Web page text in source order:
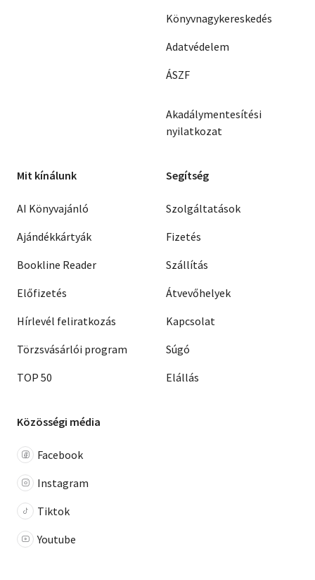
Könyvnagykereskedés
Adatvédelem
ÁSZF
Akadálymentesítési
nyilatkozat
Mit kínálunk
AI Könyvajánló
Ajándékkártyák
Bookline Reader
Előfizetés
Hírlevél feliratkozás
Törzsvásárlói program
TOP 50
Segítség
Szolgáltatások
Fizetés
Szállítás
Átvevőhelyek
Kapcsolat
Súgó
Elállás
Közösségi média
Facebook
Instagram
Tiktok
Youtube